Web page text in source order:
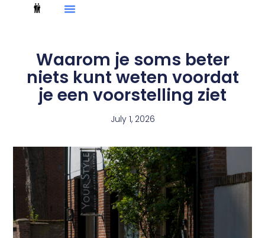
Waarom je soms beter
niets kunt weten voordat
je een voorstelling ziet
July 1, 2026